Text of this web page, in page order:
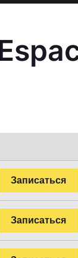
Записаться
Записаться